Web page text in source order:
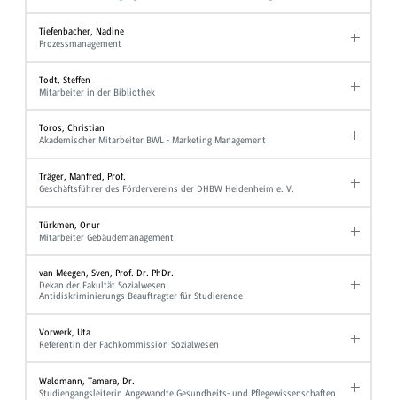
Tiefenbacher, Nadine
Prozessmanagement
Todt, Steffen
Mitarbeiter in der Bibliothek
Toros, Christian
Akademischer Mitarbeiter BWL - Marketing Management
Träger, Manfred, Prof.
Geschäftsführer des Fördervereins der DHBW Heidenheim e. V.
Türkmen, Onur
Mitarbeiter Gebäudemanagement
van Meegen, Sven, Prof. Dr. PhDr.
Dekan der Fakultät Sozialwesen
Antidiskriminierungs-Beauftragter für Studierende
Vorwerk, Uta
Referentin der Fachkommission Sozialwesen
Waldmann, Tamara, Dr.
Studiengangsleiterin Angewandte Gesundheits- und Pflegewissenschaften